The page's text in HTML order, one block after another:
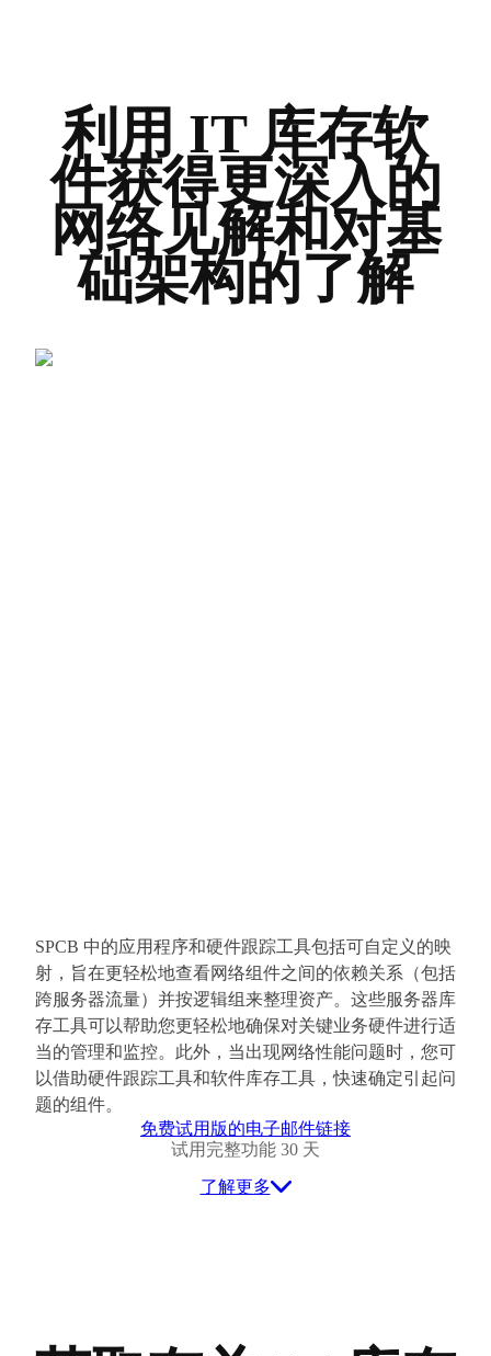
利用 IT 库存软
件获得更深入的
网络见解和对基
础架构的了解
SPCB 中的应用程序和硬件跟踪工具包括可自定义的映
射，旨在更轻松地查看网络组件之间的依赖关系（包括
跨服务器流量）并按逻辑组来整理资产。这些服务器库
存工具可以帮助您更轻松地确保对关键业务硬件进行适
当的管理和监控。此外，当出现网络性能问题时，您可
以借助硬件跟踪工具和软件库存工具，快速确定引起问
题的组件。
免费试用版的电子邮件链接
试用完整功能 30 天
了解更多